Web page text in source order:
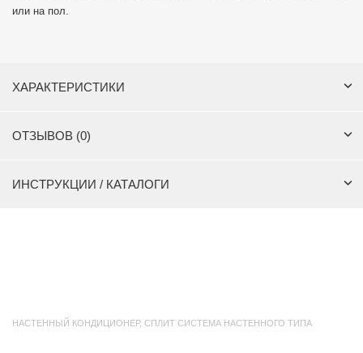
или на пол.
ХАРАКТЕРИСТИКИ
ОТЗЫВОВ (0)
ИНСТРУКЦИИ / КАТАЛОГИ
НАСТЕННЫЙ КОНДИЦИОНЕР, СПЛИТ СИСТЕМА НАСТЕННОГО ТИПА